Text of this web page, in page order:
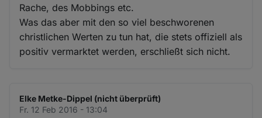
Rache, des Mobbings etc.
Was das aber mit den so viel beschworenen
christlichen Werten zu tun hat, die stets offiziell als
positiv vermarktet werden, erschließt sich nicht.
Elke Metke-Dippel (nicht überprüft)
Fr. 12 Feb 2016 - 13:04